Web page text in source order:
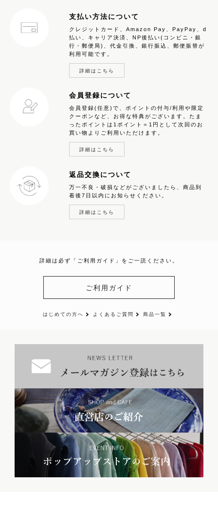
支払い方法について
クレジットカード、Amazon Pay、PayPay、d
払い、キャリア決済、NP後払い(コンビニ・銀
行・郵便局)、代金引換、銀行振込、郵便振替が
利用可能です。
詳細はこちら
会員登録について
会員登録(任意)で、ポイントの付与/利用や限定
クーポンなど、お得な特典がございます。たま
ったポイントは1ポイント＝1円として次回のお
買い物よりご利用いただけます。
詳細はこちら
返品交換について
万一不良・破損などがございましたら、商品到
着後7日以内にお知らせください。
詳細はこちら
詳細は必ず「ご利用ガイド」をご一読ください。
ご利用ガイド
はじめての方へ よくあるご質問 商品一覧